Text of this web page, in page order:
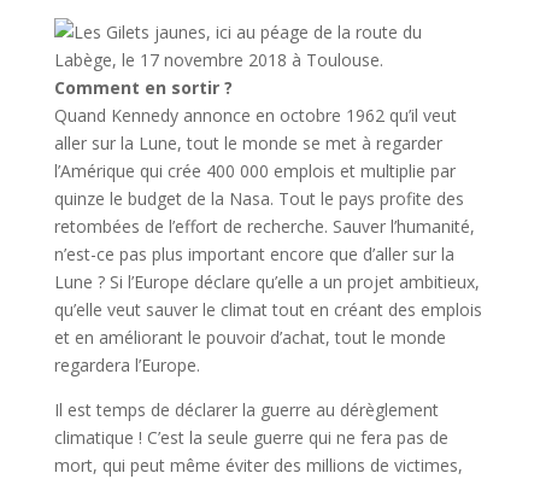
Comment en sortir ?
Quand Kennedy annonce en octobre 1962 qu’il veut
aller sur la Lune, tout le monde se met à regarder
l’Amérique qui crée 400 000 emplois et multiplie par
quinze le budget de la Nasa. Tout le pays profite des
retombées de l’effort de recherche. Sauver l’humanité,
n’est-ce pas plus important encore que d’aller sur la
Lune ? Si l’Europe déclare qu’elle a un projet ambitieux,
qu’elle veut sauver le climat tout en créant des emplois
et en améliorant le pouvoir d’achat, tout le monde
regardera l’Europe.
Il est temps de déclarer la guerre au dérèglement
climatique ! C’est la seule guerre qui ne fera pas de
mort, qui peut même éviter des millions de victimes,